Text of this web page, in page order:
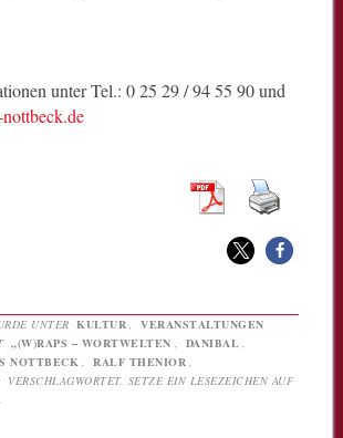
unter Tel.: 0 25 29 / 94 55 90 und
UNTER KULTUR ,
VERANSTALTUNGEN
„(W)RAPS – WORTWELTEN , DANIBAL ,
NOTTBECK , RALF THENIOR ,
VERSCHLAGWORTET. SETZE EIN LESEZEICHEN AUF
.